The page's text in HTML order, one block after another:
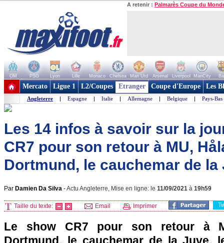
A retenir : Palmarès Coupe du
OM PSG Lyon Lille Monaco Chelsea Man Utd Arsenal Liverpool ManCity
+ de clubs
Mercato Ligue 1 L2/Coupes Etranger Coupe d'Europe Les
Angleterre | Espagne | Italie | Allemagne | Belgique | Pays-Bas
Les 14 infos à savoir sur la
CR7 pour son retour à MU,
Dortmund, le cauchemar de la
Par Damien Da Silva -Actu Angleterre, Mise en ligne: le 11/09/2021 à 19h59
Taille du texte: Email Imprimer
Le show CR7 pour son retour à